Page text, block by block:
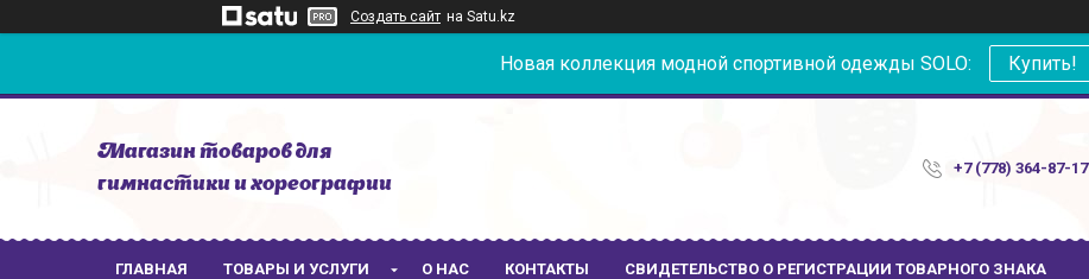
Создать сайт на Satu.kz
Новая коллекция модной спортивной одежды SOLO: Купить!
Магазин товаров для
гимнастики и хореографии
+7 (778) 364-87-17
ГЛАВНАЯ ТОВАРЫ И УСЛУГИ О НАС КОНТАКТЫ СВИДЕТЕЛЬСТВО О РЕГИСТРАЦИИ ТОВАРНОГО ЗНАКА